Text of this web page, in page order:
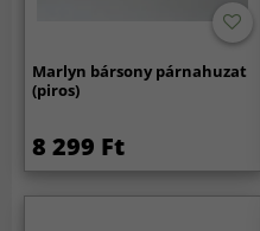
Marlyn bársony párnahuzat
(piros)
8 299 Ft